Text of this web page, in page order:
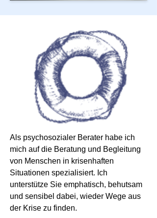
Als psychosozialer Berater habe ich
mich auf die Beratung und Begleitung
von Menschen in krisenhaften
Situationen spezialisiert. Ich
unterstütze Sie emphatisch, behutsam
und sensibel dabei, wieder Wege aus
der Krise zu finden.